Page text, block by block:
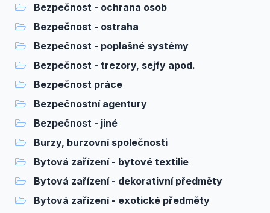
Bezpečnost - ochrana osob
Bezpečnost - ostraha
Bezpečnost - poplašné systémy
Bezpečnost - trezory, sejfy apod.
Bezpečnost práce
Bezpečnostní agentury
Bezpečnost - jiné
Burzy, burzovní společnosti
Bytová zařízení - bytové textilie
Bytová zařízení - dekorativní předměty
Bytová zařízení - exotické předměty